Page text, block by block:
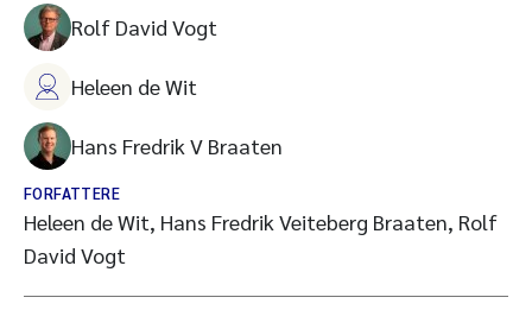
Rolf David Vogt
Heleen de Wit
Hans Fredrik V Braaten
FORFATTERE
Heleen de Wit, Hans Fredrik Veiteberg Braaten, Rolf
David Vogt